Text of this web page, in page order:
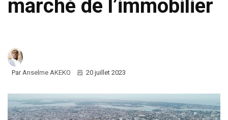
marché de l’immobilier
ParAnselme AKEKO 20 juillet 2023